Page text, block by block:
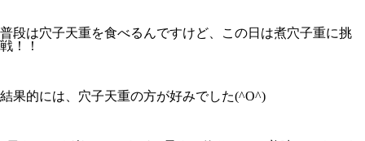
普段は穴子天重を食べるんですけど、この日は煮穴子重に挑
戦！！
結果的には、穴子天重の方が好みでした(^O^)